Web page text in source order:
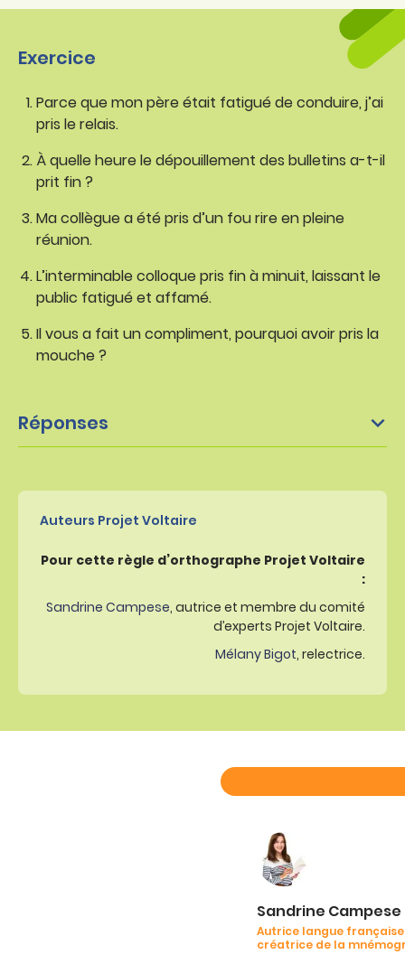
Exercice
Parce que mon père était fatigué de conduire, j’ai
pris le relais.
À quelle heure le dépouillement des bulletins a-t-il
prit fin ?
Ma collègue a été pris d’un fou rire en pleine
réunion.
L’interminable colloque pris fin à minuit, laissant le
public fatigué et affamé.
Il vous a fait un compliment, pourquoi avoir pris la
mouche ?
Réponses
Auteurs Projet Voltaire
Pour cette règle d’orthographe Projet Voltaire
:
Sandrine Campese, autrice et membre du comité
d’experts Projet Voltaire.
Mélany Bigot, relectrice.
Sandrine Campese
Autrice langue
créatrice de la